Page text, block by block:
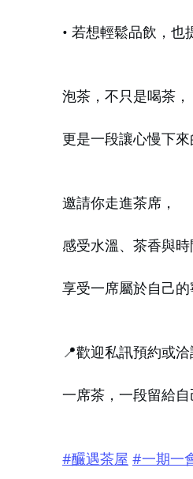
• 若想輕鬆品飲，
泡茶，不只是喝茶，
更是一段讓心慢下
邀請你走進茶席，
感受水溫、茶香與
享受一席屬於自己
📍歡迎私訊預約或
一席茶，一段留給
#釅遇茶屋 #一期一